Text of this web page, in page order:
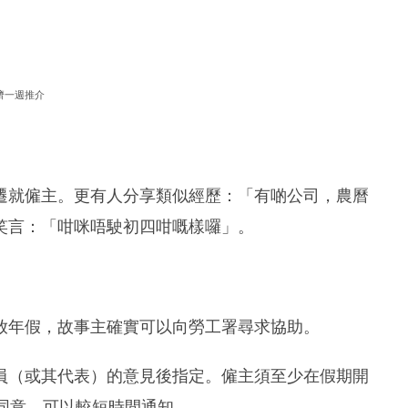
一週推介
僱主。更有人分享類似經歷：「有啲公司，農曆
：「咁咪唔駛初四咁嘅樣囉」。
假，故事主確實可以向勞工署尋求協助。
或其代表）的意見後指定。僱主須至少在假期開